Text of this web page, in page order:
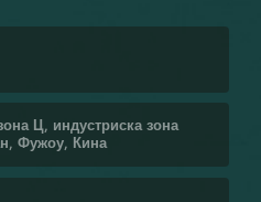
Ц, индустриска зона
Фужоу, Кина